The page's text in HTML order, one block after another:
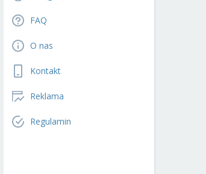
FAQ
O nas
Kontakt
Reklama
Regulamin